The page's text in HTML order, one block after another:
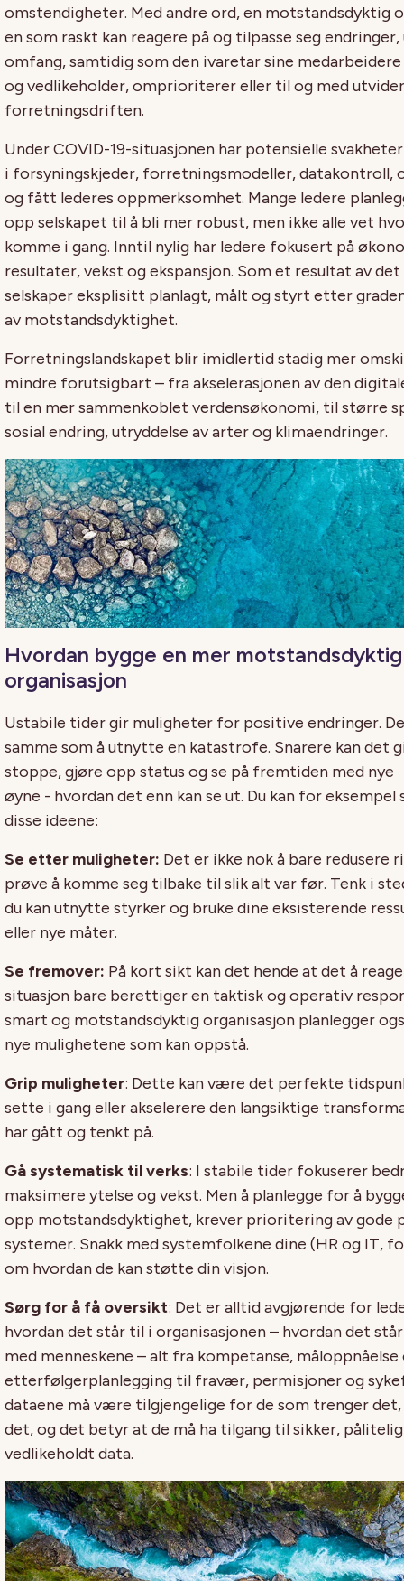
omstendigheter. Med andre ord, en motstandsdyktig
en som raskt kan reagere på og tilpasse segendringer
omfang, samtidig som den ivaretar sine
og vedlikeholder,omprioriterereller til og med utvider
forretningsdriften.
UnderCOVID-19-situasjonen har potensielle svakheter
i forsyningskjeder, forretningsmodeller,datakontroll,
og fått lederes oppmerksomhet. Mange ledere
opp selskapet til å bli mer robust, men ikke alle vet
komme i gang. Inntil nylig har ledere fokusert på
resultater, vekst og ekspansjon. Som et resultat av det
selskaper eksplisitt planlagt, målt og styrt etter
av motstandsdyktighet.
Forretningslandskapet blir imidlertidstadig mer
mindre forutsigbart – fra akselerasjonen av den
tilen mer sammenkoblet verdensøkonomi, tilstørre
sosial endring,utryddelse av arter og klimaendringer.
Hvordan bygge en mer motstandsdyktig
organisasjon
Ustabile tider gir muligheter for positive endringer.
samme som å utnytte en katastrofe. Snarere kan det
stoppe, gjøre opp status ogse på fremtiden med nye
øyne - hvordandet enn kan se ut. Du kan for eksempel
disse ideene:
Se etter muligheter: Det er ikke nok å bare redusere
prøve å komme seg tilbake tilslikalt var før. Tenk i
du kan utnytte styrkerog bruke dine eksisterende
eller nye måter.
Se fremover: På kort sikt kan det hende at det å
situasjon bare berettiger en taktisk og operativ
smart og motstandsdyktig organisasjon planlegger
nye mulighetene som kan oppstå.
Grip muligheter: Dette kan være det perfekte
sette i gang eller akselerere den langsiktige
hargått og tenkt på.
Gå systematisk til verks: I stabile tider fokuserer
maksimere ytelse og vekst. Men å planlegge for å b
opp motstandsdyktighet, krever prioritering av gode
systemer. Snakk med systemfolkene dine (HR og IT,
om hvordan de kan støtte din visjon.
Sørg for å få oversikt: Det er alltidavgjørende for
hvordan det står til i organisasjonen– hvordan det
med menneskene –alt fra kompetanse, måloppnåelse
etterfølgerplanlegging til fravær, permisjonerog
dataene må være tilgjengelige for de som trenger
det, og det betyr at de må ha tilgang tilsikker,
vedlikeholdt data.